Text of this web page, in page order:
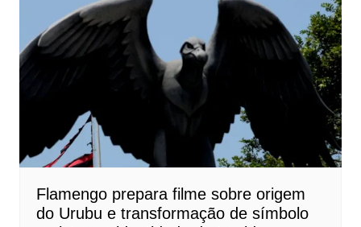
Flamengo prepara filme sobre origem
do Urubu e transformação de símbolo